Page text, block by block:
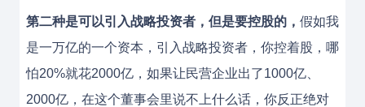
第二种是可以引入战略投资者，但是要控股的， 假如我
是一万亿的一个资本，引入战略投资者，你控着股，哪
怕20%就花2000亿，如果让民营企业出了1000亿、
2000亿，在这个董事会里说不上什么话，你反正绝对